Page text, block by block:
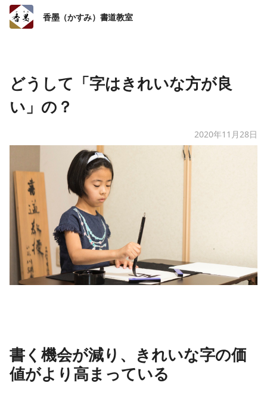
香墨（かすみ）書道教室
​どうして「字はきれいな方が良
い」の？
2020年11月28日
書く機会が減り、きれいな字の価
値がより高まっている